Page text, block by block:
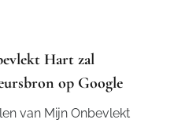
Hart zal
op Google
van Mijn Onbevlekt